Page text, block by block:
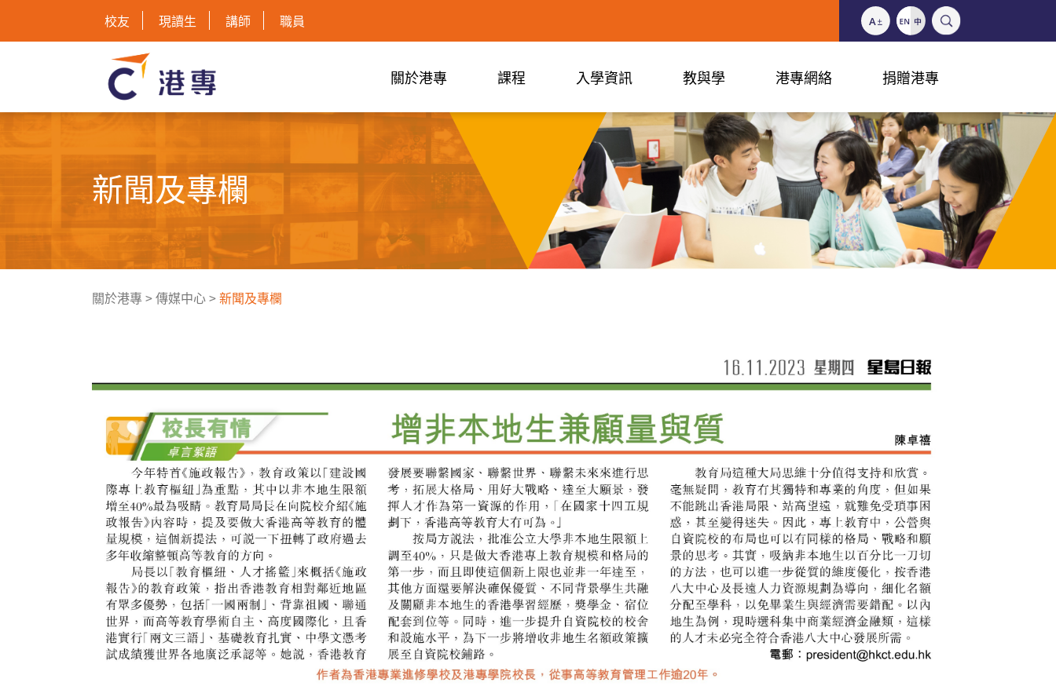
校友 現讀生 講師 職員
關於港專 課程 入學資訊 教與學 港專網絡 捐贈港專
新聞及專欄
關於港專>傳媒中心>新聞及專欄